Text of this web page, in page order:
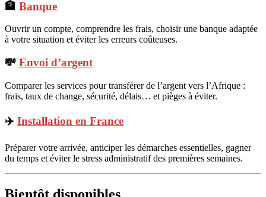
🏦 Banque
Ouvrir un compte, comprendre les frais, choisir une banque adaptée
à votre situation et éviter les erreurs coûteuses.
💸 Envoi d’argent
Comparer les services pour transférer de l’argent vers l’Afrique :
frais, taux de change, sécurité, délais… et pièges à éviter.
✈️ Installation en France
Préparer votre arrivée, anticiper les démarches essentielles, gagner
du temps et éviter le stress administratif des premières semaines.